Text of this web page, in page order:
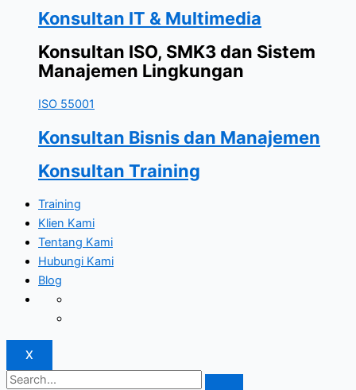
Konsultan IT & Multimedia
Konsultan ISO, SMK3 dan Sistem
Manajemen Lingkungan
ISO 55001
Konsultan Bisnis dan Manajemen
Konsultan Training
Training
Klien Kami
Tentang Kami
Hubungi Kami
Blog
X